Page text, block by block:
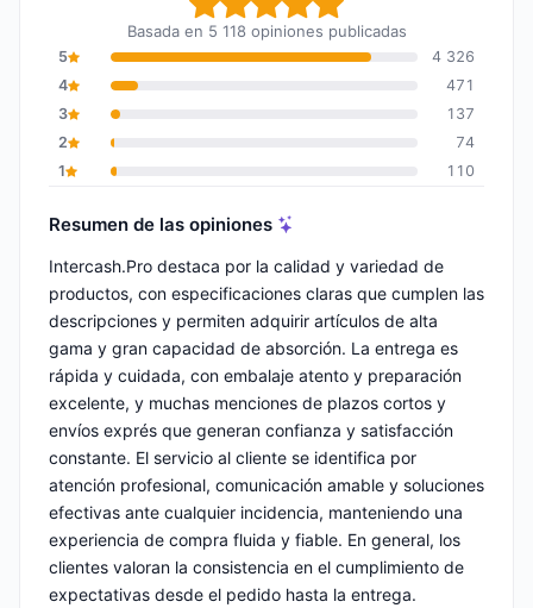
Calificación global: 9,5
Basada en 5 118 opiniones publicadas
5
4 326
4
471
3
137
2
74
1
110
Resumen de las opiniones
Intercash.Pro destaca por la calidad y variedad de
productos, con especificaciones claras que cumplen las
descripciones y permiten adquirir artículos de alta
gama y gran capacidad de absorción. La entrega es
rápida y cuidada, con embalaje atento y preparación
excelente, y muchas menciones de plazos cortos y
envíos exprés que generan confianza y satisfacción
constante. El servicio al cliente se identifica por
atención profesional, comunicación amable y soluciones
efectivas ante cualquier incidencia, manteniendo una
experiencia de compra fluida y fiable. En general, los
clientes valoran la consistencia en el cumplimiento de
expectativas desde el pedido hasta la entrega.